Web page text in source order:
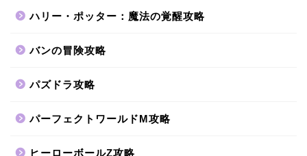
ハリー・ポッター：魔法の覚醒攻略
バンの冒険攻略
パズドラ攻略
パーフェクトワールドM攻略
ヒーローボールZ攻略